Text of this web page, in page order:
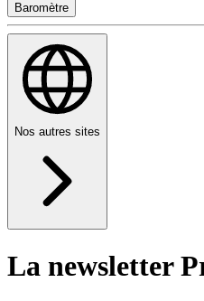
Baromètre
Nos autres sites
La newsletter